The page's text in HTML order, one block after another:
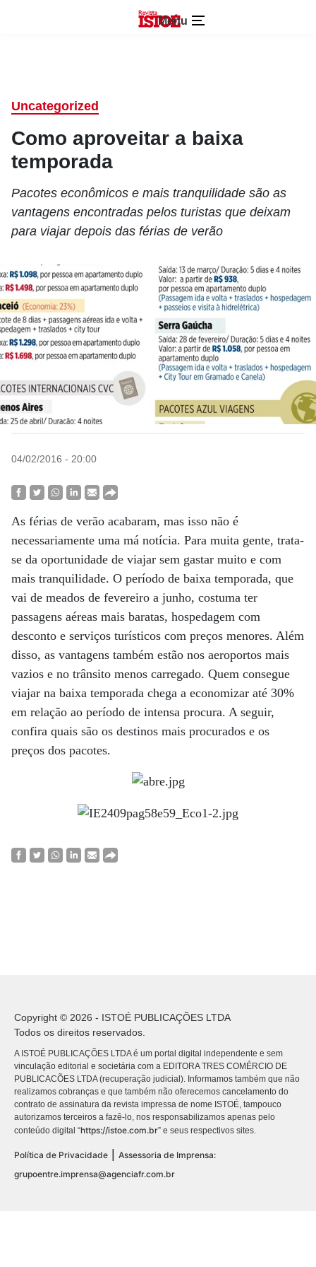
Menu
Uncategorized
Como aproveitar a baixa
temporada
Pacotes econômicos e mais tranquilidade são as
vantagens encontradas pelos turistas que deixam
para viajar depois das férias de verão
04/02/2016 - 20:00
As férias de verão acabaram, mas isso não é
necessariamente uma má notícia. Para muita gente, trata-
se da oportunidade de viajar sem gastar muito e com
mais tranquilidade. O período de baixa temporada, que
vai de meados de fevereiro a junho, costuma ter
passagens aéreas mais baratas, hospedagem com
desconto e serviços turísticos com preços menores. Além
disso, as vantagens também estão nos aeroportos mais
vazios e no trânsito menos carregado. Quem consegue
viajar na baixa temporada chega a economizar até 30%
em relação ao período de intensa procura. A seguir,
confira quais são os destinos mais procurados e os
preços dos pacotes.
Copyright © 2026 - ISTOÉ PUBLICAÇÕES LTDA
Todos os direitos reservados.
A ISTOÉ PUBLICAÇÕES LTDA é um portal digital independente e sem
vinculação editorial e societária com a EDITORA TRES COMÉRCIO DE
PUBLICACÕES LTDA (recuperação judicial). Informamos também que não
realizamos cobranças e que também não oferecemos cancelamento do
contrato de assinatura da revista impressa de nome ISTOÉ, tampouco
autorizamos terceiros a fazê-lo, nos responsabilizamos apenas pelo
conteúdo digital “https://istoe.com.br” e seus respectivos sites.
Política de Privacidade | Assessoria de Imprensa:
grupoentre.imprensa@agenciafr.com.br